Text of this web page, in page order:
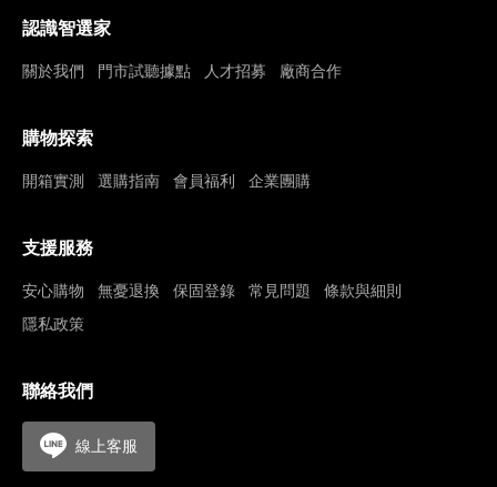
認識智選家
關於我們 門市試聽據點 人才招募 廠商合作
購物探索
開箱實測 選購指南 會員福利 企業團購
支援服務
安心購物 無憂退換 保固登錄 常見問題
條款與細則
隱私政策
聯絡我們
線上客服